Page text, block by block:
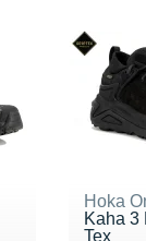
Hoka
Kaha 3
Tex